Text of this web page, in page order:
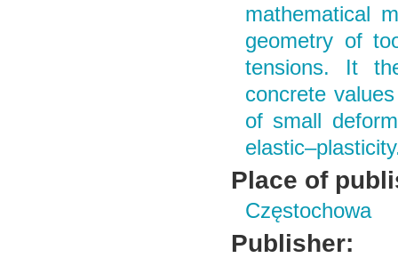
mathematical
geometry of
tensions. It
concrete
of small
Place of
Częstochowa
Publisher: